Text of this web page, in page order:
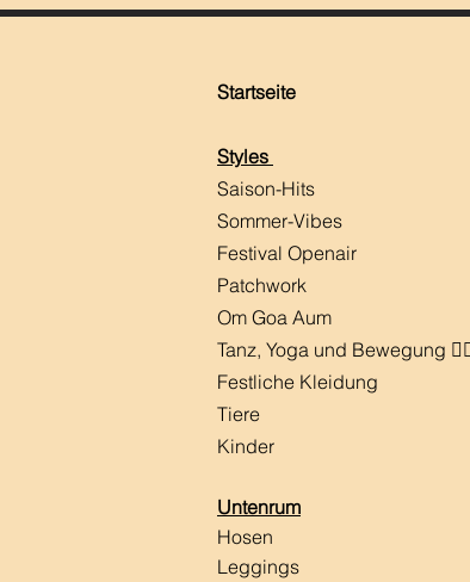
Startseite
Styles
Saison-Hits
​Sommer-Vibes
Festival Openair
Patchwork
Om Goa Aum
Tanz, Yoga und Bewegung
Festliche Kleidung
Tiere
Kinder
Untenrum
Hosen
Leggings